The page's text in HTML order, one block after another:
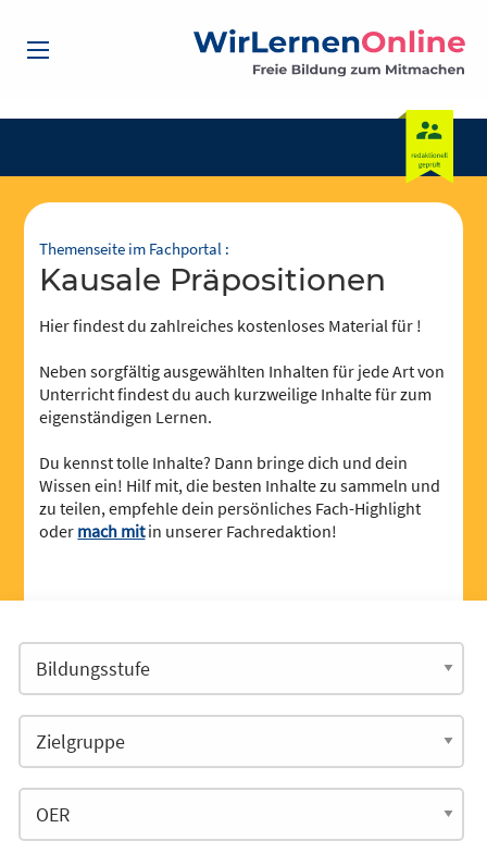
Themenseite im Fachportal :
Kausale Präpositionen
Hier findest du zahlreiches kostenloses Material für !
Neben sorgfältig ausgewählten Inhalten für jede Art von
Unterricht findest du auch kurzweilige Inhalte für zum
eigenständigen Lernen.
Du kennst tolle Inhalte? Dann bringe dich und dein
Wissen ein! Hilf mit, die besten Inhalte zu sammeln und
zu teilen, empfehle dein persönliches Fach-Highlight
oder mach mitin unserer Fachredaktion!